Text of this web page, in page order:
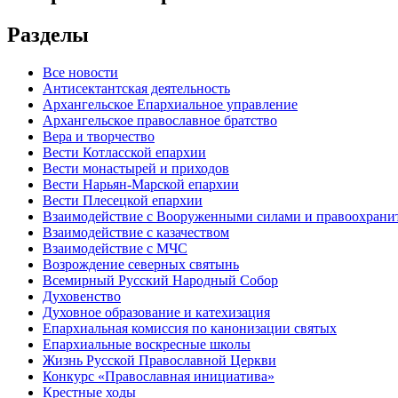
Разделы
Все новости
Антисектантская деятельность
Архангельское Епархиальное управление
Архангельское православное братство
Вера и творчество
Вести Котласской епархии
Вести монастырей и приходов
Вести Нарьян-Марской епархии
Вести Плесецкой епархии
Взаимодействие с Вооруженными силами и
Взаимодействие с казачеством
Взаимодействие с МЧС
Возрождение северных святынь
Всемирный Русский Народный Собор
Духовенство
Духовное образование и катехизация
Епархиальная комиссия по канонизации святых
Епархиальные воскресные школы
Жизнь Русской Православной Церкви
Конкурс «Православная инициатива»
Крестные ходы